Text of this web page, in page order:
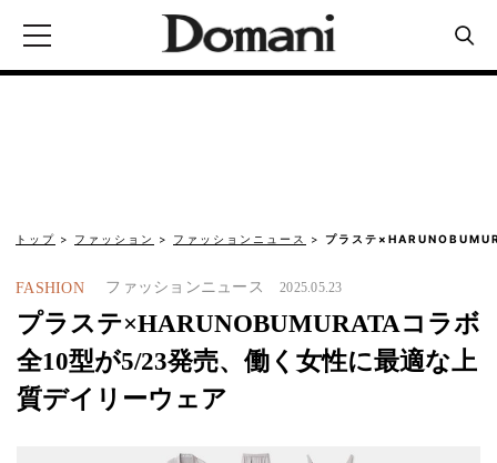
トップ ファッション ファッションニュース プラステ
FASHION ファッションニュース 2025.05.23
プラステ×HARUNOBUMURATAコラボ
全10型が5/23発売、働く女性に最適な上
質デイリーウェア